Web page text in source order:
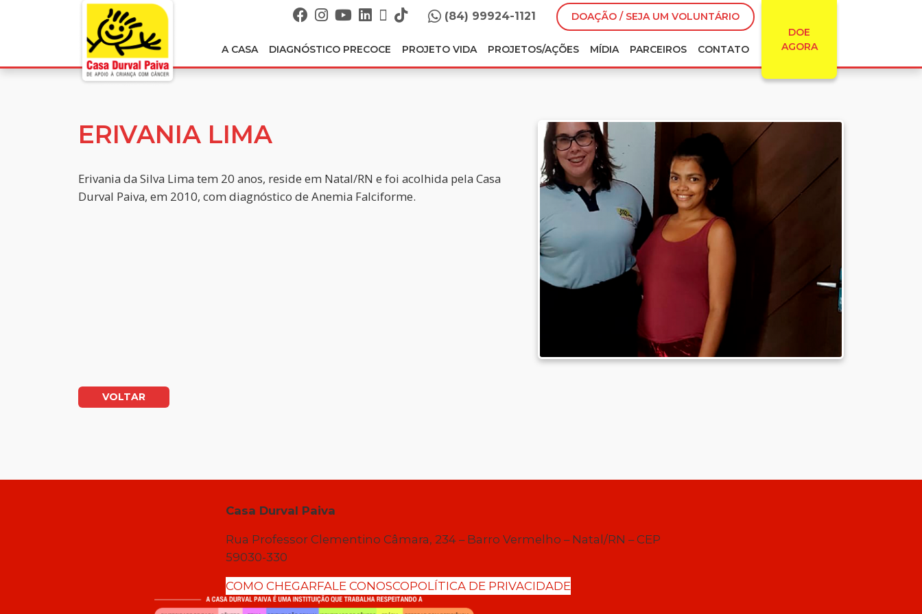
(84) 99924-1121
DOAÇÃO / SEJA UM VOLUNTÁRIO
DOE
AGORA
A CASA DIAGNÓSTICO PRECOCE PROJETO VIDA PROJETOS/AÇÕES MÍDIA PARCEIROS CONTATO
ERIVANIA LIMA
Erivania da Silva Lima tem 20 anos, reside em Natal/RN e foi acolhida pela Casa
Durval Paiva, em 2010, com diagnóstico de Anemia Falciforme.
VOLTAR
Casa Durval Paiva
Rua Professor Clementino Câmara, 234 – Barro Vermelho – Natal/RN – CEP
59030-330
COMO CHEGARFALE CONOSCOPOLÍTICA DE PRIVACIDADE